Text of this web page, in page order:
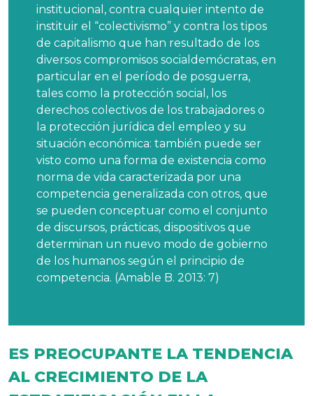
institucional, contra cualquier intento de
instituir el “colectivismo” y contra los tipos
de capitalismo que han resultado de los
diversos compromisos socialdemócratas, en
particular en el período de posguerra,
tales como la protección social, los
derechos colectivos de los trabajadores o
la protección jurídica del empleo y su
situación económica: también puede ser
visto como una forma de existencia como
norma de vida caracterizada por una
competencia generalizada con otros, que
se pueden conceptuar como el conjunto
de discursos, prácticas, dispositivos que
determinan un nuevo modo de gobierno
de los humanos según el principio de
competencia. (Amable B. 2013: 7)
ES PREOCUPANTE LA TENDENCIA
AL CRECIMIENTO DE LA